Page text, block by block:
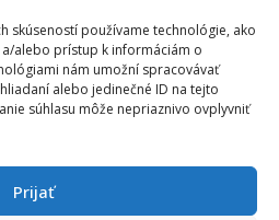
skúseností používame technológie, ako
alebo prístup k informáciám o
nám umožní spracovávať
alebo jedinečné ID na tejto
súhlasu môže nepriaznivo ovplyvniť
Prijať